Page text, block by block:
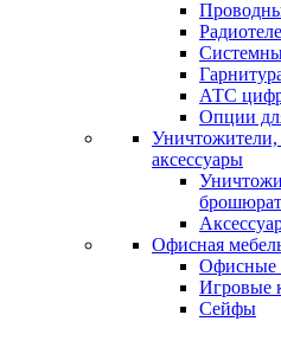
АТС
Опции
аксессуары
Офисная
Офисные
Игровые
Сейфы